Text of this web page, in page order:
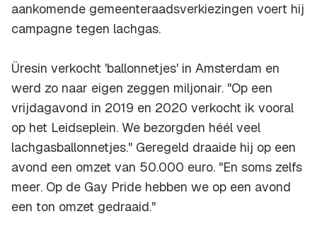
aankomende gemeenteraadsverkiezingen voert hij
campagne tegen lachgas.
Üresin verkocht 'ballonnetjes' in Amsterdam en
werd zo naar eigen zeggen miljonair. "Op een
vrijdagavond in 2019 en 2020 verkocht ik vooral
op het Leidseplein. We bezorgden héél veel
lachgasballonnetjes." Geregeld draaide hij op een
avond een omzet van 50.000 euro. "En soms zelfs
meer. Op de Gay Pride hebben we op een avond
een ton omzet gedraaid."